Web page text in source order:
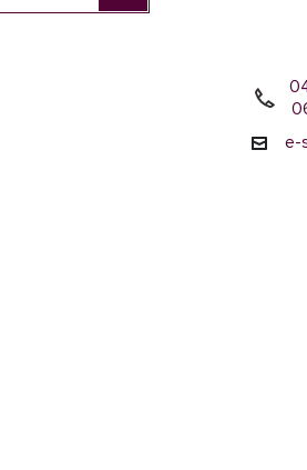
e-